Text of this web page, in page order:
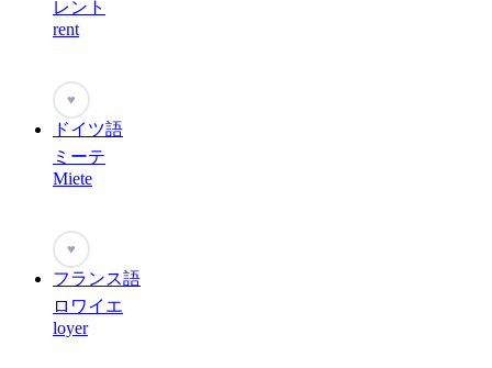
レント
rent
♥
ドイツ語
ミーテ
Miete
♥
フランス語
ロワイエ
loyer